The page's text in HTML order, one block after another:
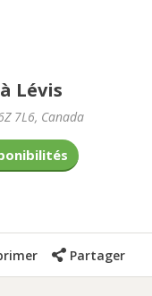
Lévis
7L6, Canada
Partager